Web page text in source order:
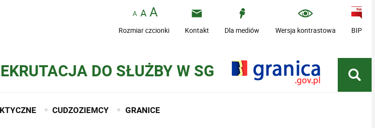
Rozmiar czcionki Kontakt Dla mediów Wersja kontrastowa BIP
DO SŁUŻBY W SG
CUDZOZIEMCY GRANICE